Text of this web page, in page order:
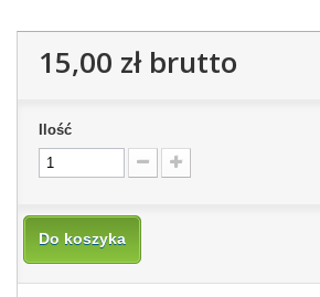
15,00 złbrutto
Ilość
Do koszyka